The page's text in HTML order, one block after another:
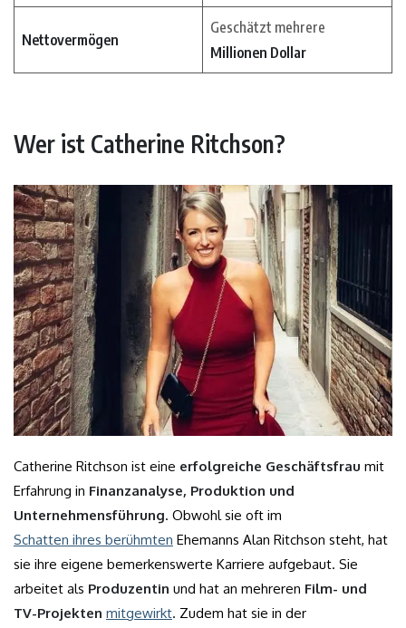
Nettovermögen
Geschätzt mehrere
Millionen Dollar
Wer ist Catherine Ritchson?
Catherine Ritchson ist eine erfolgreiche Geschäftsfrau mit
Erfahrung in Finanzanalyse, Produktion und
Unternehmensführung. Obwohl sie oft im
Schatten ihres berühmten Ehemanns Alan Ritchson steht, hat
sie ihre eigene bemerkenswerte Karriere aufgebaut. Sie
arbeitet als Produzentin und hat an mehreren Film- und
TV-Projekten mitgewirkt. Zudem hat sie in der